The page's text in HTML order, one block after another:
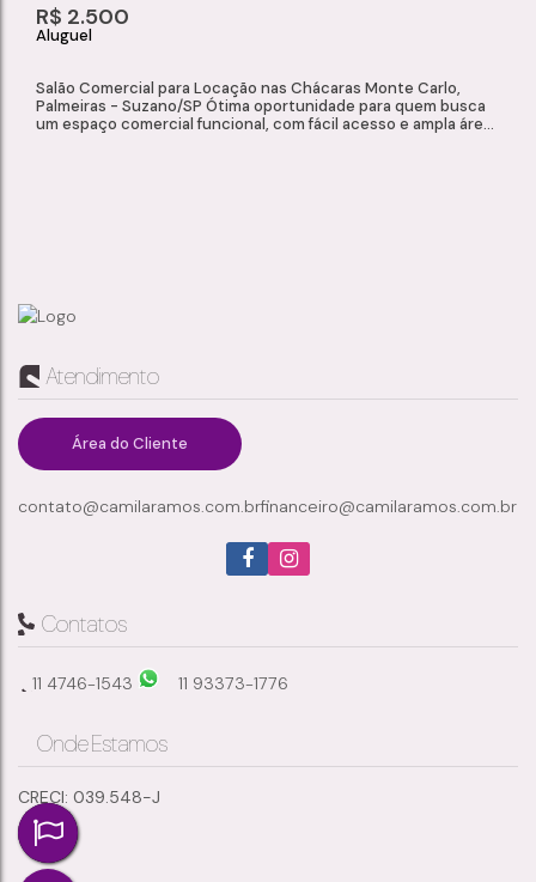
R$ 2.500
Chácaras Monte Carlo,Suzano,São Paulo,Brasil
1 41m² 2 317m²
Salão Comercial para Locação nas Chácaras Monte Carlo,
Palmeiras - Suzano/SP Ótima oportunidade para quem busca
um espaço comercial funcional, com fácil acesso e ampla área
Atendimento
Área do Cliente
contato@camilaramos.com.brfinanceiro@camilaramos.com.br
Contatos
11 4746-1543 11 93373-1776
Onde Estamos
CRECI: 039.548-J